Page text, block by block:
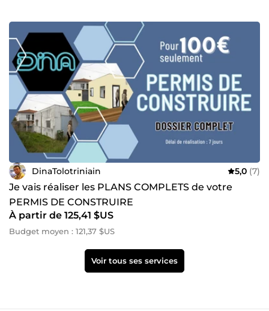
DinaTolotriniain 5,0 (7)
Je vais réaliser les PLANS COMPLETS de votre
PERMIS DE CONSTRUIRE
À partir de 125,41 $US
Budget moyen : 121,37 $US
Voir tous ses services